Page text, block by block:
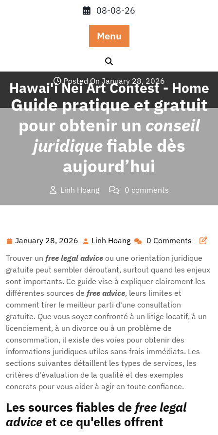
08-08-26
Menu
Hawai'i Nei Art Contest - Home
Posted On January 28, 2026
Guide pratique et gratuit
pour obtenir un conseil
juridiquefiable dès
aujourd’hui
Linh Hoang
0 comments
January 28, 2026 January
28,
2026
Linh Hoang Linh
Hoang
0 Comments
Trouver un free legal advice ou une orientation juridique
gratuite peut sembler déroutant, surtout quand les enjeux
sont importants. Ce guide vise à expliquer clairement les
différentes sources de free advice, leurs limites et
comment tirer le meilleur parti d'une consultation
gratuite. Que vous soyez confronté à un litige locatif, à un
licenciement, à un divorce ou à un problème de
consommation, il existe des voies pour obtenir des
informations juridiques utiles sans frais immédiats. Les
sections suivantes détaillent les types de services, les
critères d'évaluation de la qualité et des exemples
concrets pour vous aider à agir en toute confiance.
Les sources fiables de free legal
advice et ce qu'elles offrent